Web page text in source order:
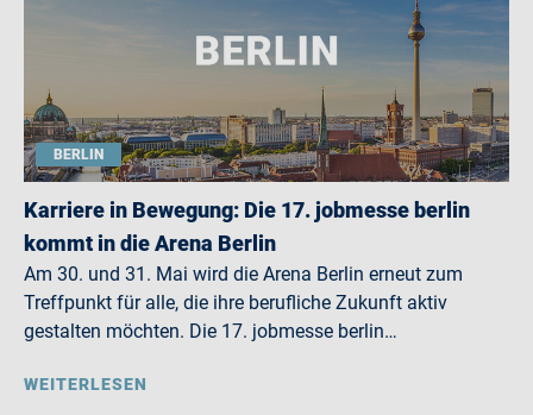
BERLIN
Karriere in Bewegung: Die 17. jobmesse berlin
kommt in die Arena Berlin
Am 30. und 31. Mai wird die Arena Berlin erneut zum
Treffpunkt für alle, die ihre berufliche Zukunft aktiv
gestalten möchten. Die 17. jobmesse berlin…
WEITERLESEN